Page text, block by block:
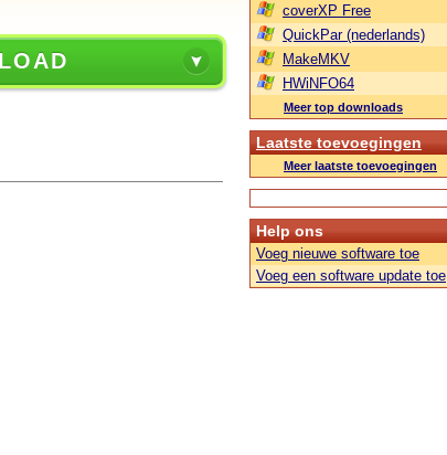
coverXP Free
QuickPar (nederlands)
MakeMKV
HWiNFO64
Meer top downloads
Laatste toevoegingen
Meer laatste toevoegingen
Help ons
Voeg nieuwe software toe
Voeg een software update toe